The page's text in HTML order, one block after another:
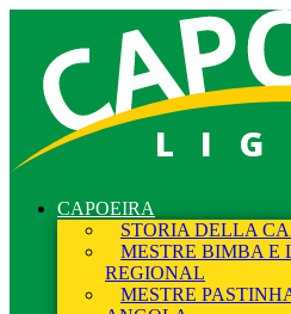
CAPOEIRA
STORIA DELLA
MESTRE BIMBA E
REGIONAL
MESTRE